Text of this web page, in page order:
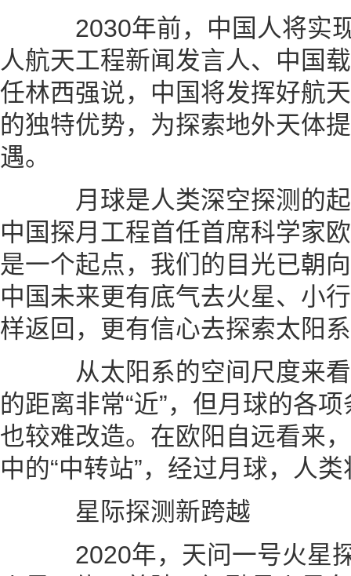
2030年前，中国人将实
人航天工程新闻发言人、中国
任林西强说，中国将发挥好航
的独特优势，为探索地外天体
遇。
月球是人类深空探测的起
中国探月工程首任首席科学家
是一个起点，我们的目光已朝
中国未来更有底气去火星、小
样返回，更有信心去探索太阳
从太阳系的空间尺度来看
的距离非常“近”，但月球的各
也较难改造。在欧阳自远看来
中的“中转站”，经过月球，人
星际探测新跨越
2020年，天问一号火星